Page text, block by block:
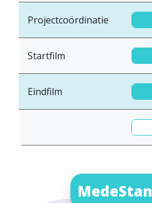
Projectcoördinatie
Startfilm
Eindfilm